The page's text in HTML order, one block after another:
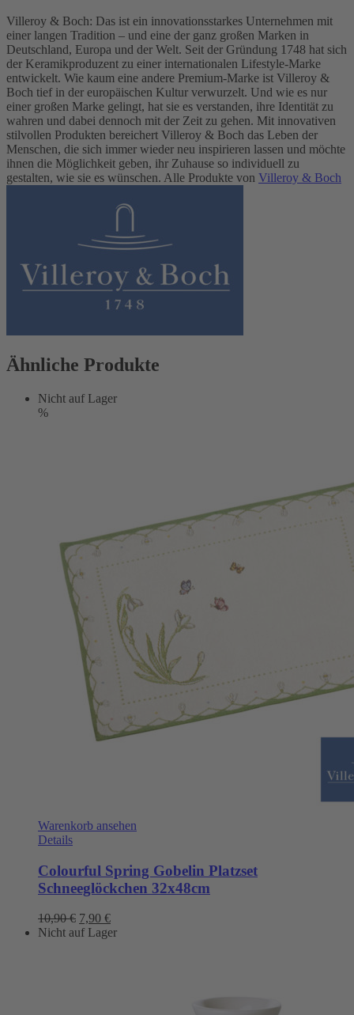
Villeroy & Boch: Das ist ein innovationsstarkes Unternehmen mit
einer langen Tradition – und eine der ganz großen Marken in
Deutschland, Europa und der Welt. Seit der Gründung 1748 hat sich
der Keramikproduzent zu einer internationalen Lifestyle-Marke
entwickelt. Wie kaum eine andere Premium-Marke ist Villeroy &
Boch tief in der europäischen Kultur verwurzelt. Und wie es nur
einer großen Marke gelingt, hat sie es verstanden, ihre Identität zu
wahren und dabei dennoch mit der Zeit zu gehen. Mit innovativen
stilvollen Produkten bereichert Villeroy & Boch das Leben der
Menschen, die sich immer wieder neu inspirieren lassen und möchte
ihnen die Möglichkeit geben, ihr Zuhause so individuell zu
gestalten, wie sie es wünschen. Alle Produkte von Villeroy & Boch
Ähnliche Produkte
Nicht auf Lager
%
Warenkorb ansehen
Details
Colourful Spring Gobelin Platzset
Schneeglöckchen 32x48cm
10,90€ Ursprünglicher
Preis
7,90 €Aktueller
Preis
Nicht auf Lager